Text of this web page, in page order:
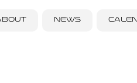
NEWS